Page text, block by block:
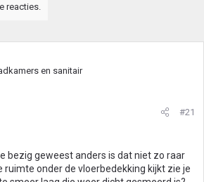
reacties.
en sanitair
#21
bezig geweest anders is dat niet zo raar
ruimte onder de vloerbedekking kijkt zie je